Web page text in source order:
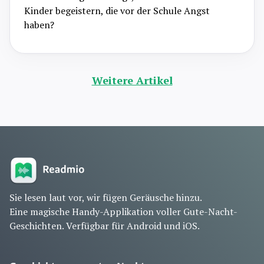
Kinder begeistern, die vor der Schule Angst
haben?
Weitere Artikel
Sie lesen laut vor, wir fügen Geräusche hinzu.
Eine magische Handy-Applikation voller Gute-Nacht-
Geschichten. Verfügbar für Android und iOS.